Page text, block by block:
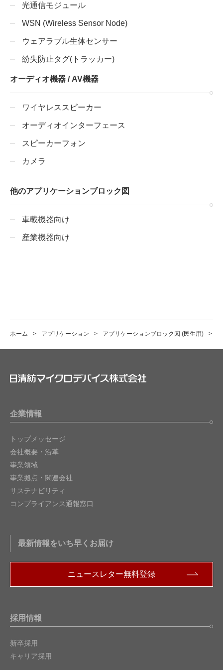
光通信モジュール
WSN (Wireless Sensor Node)
ウェアラブル生体センサー
紛失防止タグ(トラッカー)
オーディオ機器 / AV機器
ワイヤレススピーカー
オーディオインターフェース
スピーカーフォン
カメラ
他のアプリケーションブロック図
車載機器向け
産業機器向け
ホーム アプリケーション アプリケーションブロック図 (民生用)
企業情報
トップメッセージ
会社概要・沿革
事業領域
事業拠点・関連会社
サステナビリティ
コンプライアンス通報窓口
最新情報をいち早くお届け
ニュースレター無料登録
採用情報
新卒採用
キャリア採用